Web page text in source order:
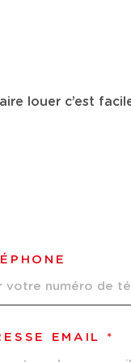
louer c’est
EMAIL *